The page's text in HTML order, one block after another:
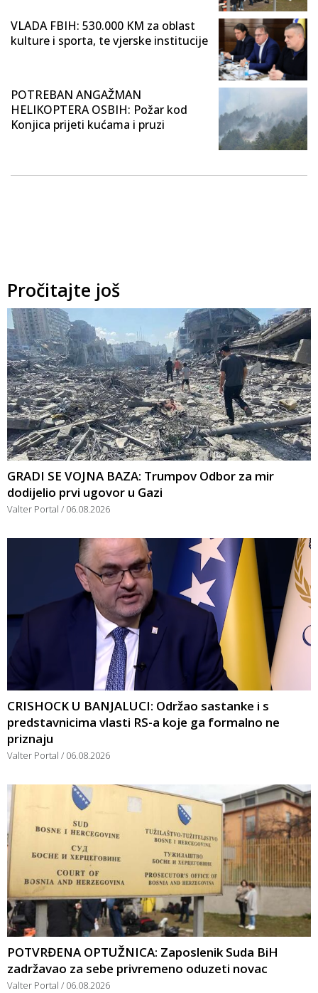
VLADA FBIH: 530.000 KM za oblast
kulture i sporta, te vjerske institucije
POTREBAN ANGAŽMAN
HELIKOPTERA OSBIH: Požar kod
Konjica prijeti kućama i pruzi
Pročitajte još
GRADI SE VOJNA BAZA: Trumpov Odbor za mir
dodijelio prvi ugovor u Gazi
Valter Portal 06.08.2026
CRISHOCK U BANJALUCI: Održao sastanke i s
predstavnicima vlasti RS-a koje ga formalno ne
priznaju
Valter Portal 06.08.2026
POTVRĐENA OPTUŽNICA: Zaposlenik Suda BiH
zadržavao za sebe privremeno oduzeti novac
Valter Portal 06.08.2026